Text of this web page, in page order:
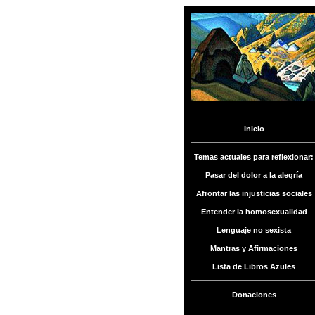
de los
escritos
Temas
reflexionar
Lista de
Inicio
Temas actuales para reflexionar:
Pasar del dolor a la alegría
Afrontar las injusticias sociales
Entender la homosexualidad
Lenguaje no sexista
Mantras y Afirmaciones
Lista de Libros Azules
Donaciones